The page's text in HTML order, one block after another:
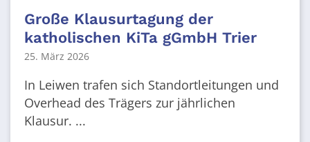
Große Klausurtagung der
katholischen KiTa gGmbH Trier
25. März 2026
In Leiwen trafen sich Standortleitungen und
Overhead des Trägers zur jährlichen
Klausur. ...